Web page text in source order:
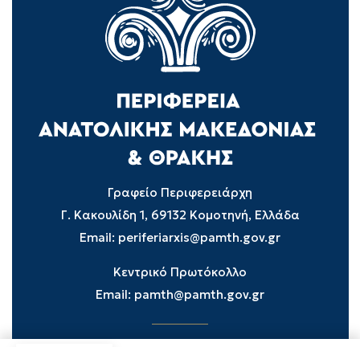
Γραφείο Περιφερειάρχη
Γ. Κακουλίδη 1, 69132 Κομοτηνή, Ελλάδα
Email: periferiarxis@pamth.gov.gr
Κεντρικό Πρωτόκολλο
Email: pamth@pamth.gov.gr